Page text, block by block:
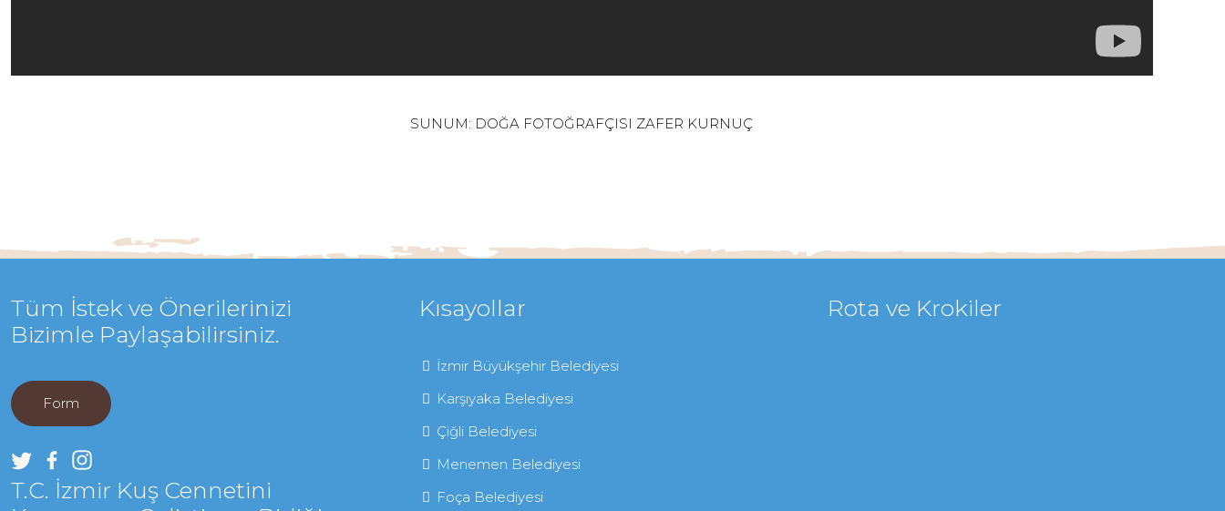
SUNUM: DOĞA FOTOĞRAFÇISI ZAFER KURNUÇ
Tüm İstek ve Önerilerinizi
Bizimle Paylaşabilirsiniz.
Form
T.C. İzmir Kuş Cennetini
Kısayollar
İzmir Büyükşehir Belediyesi
Karşıyaka Belediyesi
Çiğli Belediyesi
Menemen Belediyesi
Foça Belediyesi
Rota ve Krokiler